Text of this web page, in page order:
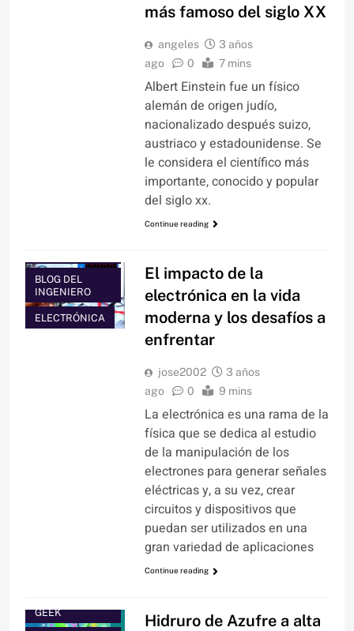
más famoso del siglo XX
angeles
3 años
ago
0 7 mins
Albert Einstein fue un físico
alemán de origen judío,
nacionalizado después suizo,
austriaco y estadounidense. Se
le considera el científico más
importante, conocido y popular
del siglo xx.
Continue reading
BLOG DEL
INGENIERO
ELECTRÓNICA
El impacto de la
electrónica en la vida
moderna y los desafíos a
enfrentar
jose2002
3 años
ago
0 9 mins
La electrónica es una rama de la
física que se dedica al estudio
de la manipulación de los
electrones para generar señales
eléctricas y, a su vez, crear
circuitos y dispositivos que
puedan ser utilizados en una
gran variedad de aplicaciones
Continue reading
GEEK
Hidruro de Azufre a alta